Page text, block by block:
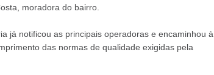
moradora do bairro.
já notificou as principais operadoras e encaminhou à
das normas de qualidade exigidas pela